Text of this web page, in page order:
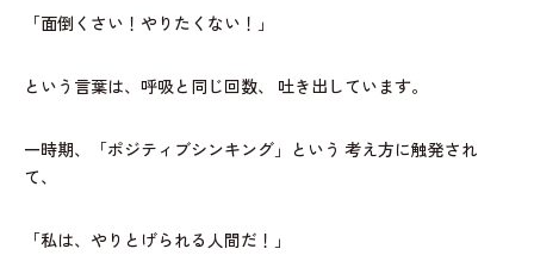
「面倒くさい！やりたくない！」
という言葉は、呼吸と同じ回数、 吐き出しています。
一時期、「ポジティブシンキング」という 考え方に触発され
て、
「私は、やりとげられる人間だ！」